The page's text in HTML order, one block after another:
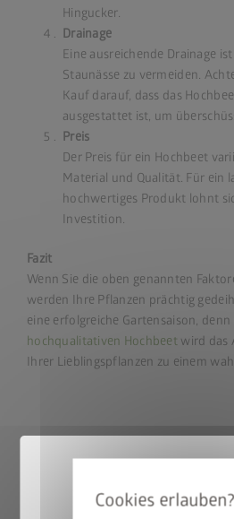
Hingucker.
Drainage
Eine ausreichende Drainage
Staunässe zu vermeiden.
Kauf darauf, dass das
ausgestattet ist, um
Preis
Der Preis für ein Hochbeet
Material und Qualität. Für ein
hochwertiges Produkt lohnt
Investition.
Fazit
Wenn Sie die oben genannten
werden Ihre Pflanzen prächtig
eine erfolgreiche Gartensaison,
hochqualitativen Hochbeet wird das
Ihrer Lieblingspflanzen zu einem
Häufige Fragen zu
unserem Hochbeet